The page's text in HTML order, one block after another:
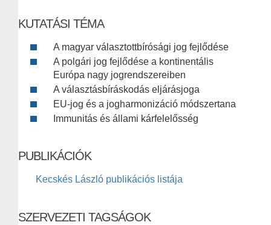
KUTATÁSI TÉMA
A magyar választottbírósági jog fejlődése
A polgári jog fejlődése a kontinentális
Európa nagy jogrendszereiben
A választásbíráskodás eljárásjoga
EU-jog és a jogharmonizáció módszertana
Immunitás és állami kárfelelősség
PUBLIKÁCIÓK
Kecskés László publikációs listája
SZERVEZETI TAGSÁGOK